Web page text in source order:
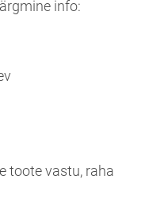
info:
toote vastu, raha